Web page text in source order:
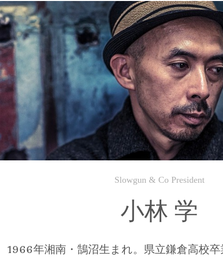
Slowgun & Co President
小林 学
1966年湘南・鵠沼生まれ。県立鎌倉高校